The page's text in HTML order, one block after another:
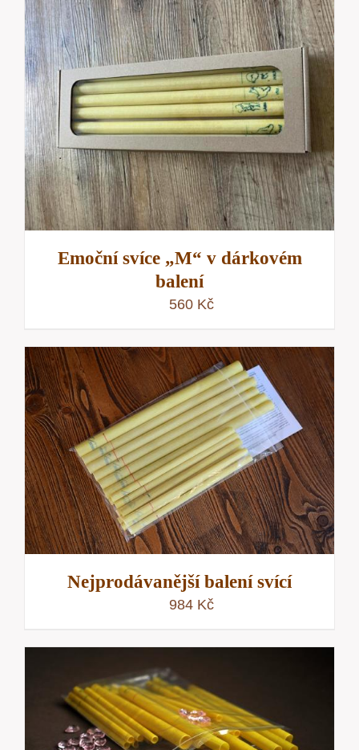
Emoční svíce „M“ v dárkovém
balení
560 Kč
Nejprodávanější balení svící
984 Kč